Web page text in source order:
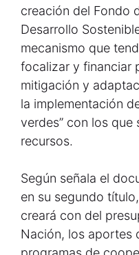
creación del Fondo
Desarrollo
mecanismo que
focalizar y financiar
mitigación y
la implementación
verdes” con los que
recursos.
Según señala el
en su segundo
creará con del
Nación, los aportes